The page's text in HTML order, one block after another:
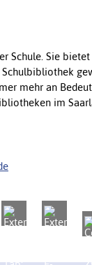
Schule. Sie
mehr an
im